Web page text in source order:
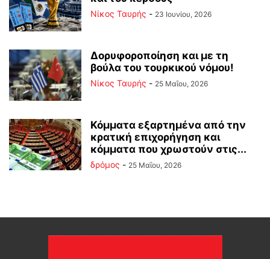
Νίκος Ταυρής - 23 Ιουνίου, 2026
Δορυφοροποίηση και με τη
βούλα του τουρκικού νόμου!
Νίκος Ταυρής - 25 Μαΐου, 2026
Κόμματα εξαρτημένα από την
κρατική επιχορήγηση και
κόμματα που χρωστούν στις...
δρόμος - 25 Μαΐου, 2026